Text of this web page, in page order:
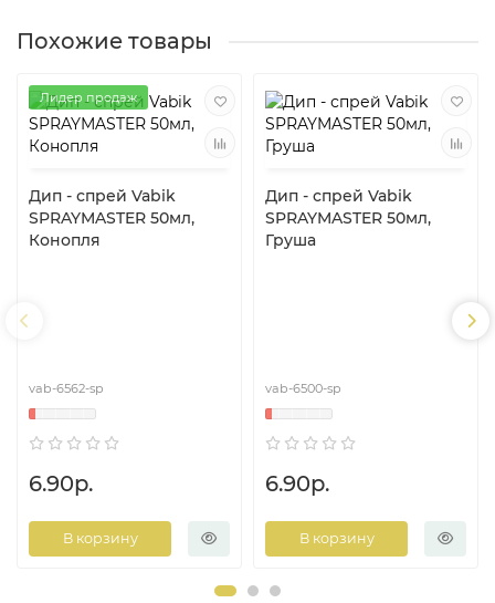
Похожие товары
Лидер продаж
Дип - спрей Vabik
SPRAYMASTER 50мл,
Конопля
vab-6562-sp
6.90р.
В корзину
Дип - спрей Vabik
SPRAYMASTER 50мл,
Груша
vab-6500-sp
6.90р.
В корзину